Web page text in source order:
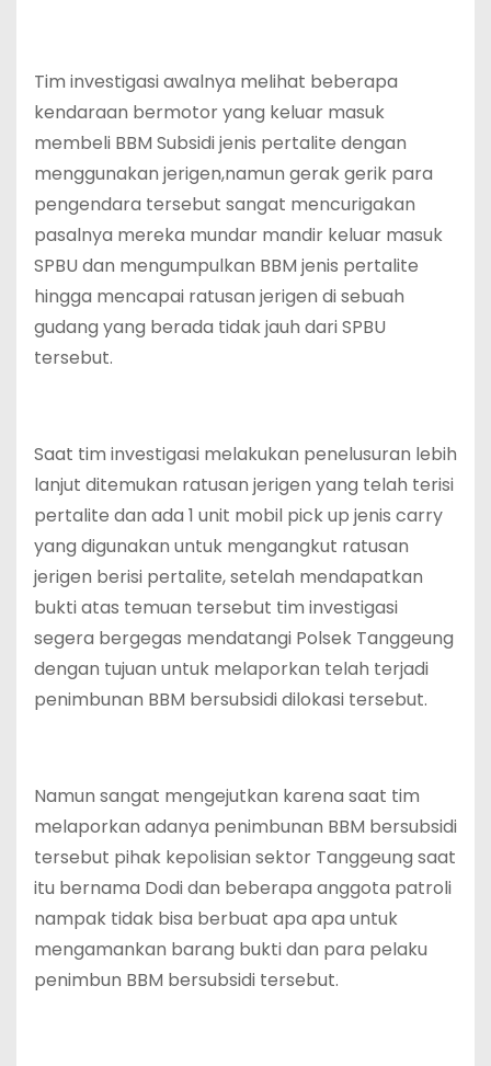
Tim investigasi awalnya melihat beberapa
kendaraan bermotor yang keluar masuk
membeli BBM Subsidi jenis pertalite dengan
menggunakan jerigen,namun gerak gerik para
pengendara tersebut sangat mencurigakan
pasalnya mereka mundar mandir keluar masuk
SPBU dan mengumpulkan BBM jenis pertalite
hingga mencapai ratusan jerigen di sebuah
gudang yang berada tidak jauh dari SPBU
tersebut.
Saat tim investigasi melakukan penelusuran lebih
lanjut ditemukan ratusan jerigen yang telah terisi
pertalite dan ada 1 unit mobil pick up jenis carry
yang digunakan untuk mengangkut ratusan
jerigen berisi pertalite, setelah mendapatkan
bukti atas temuan tersebut tim investigasi
segera bergegas mendatangi Polsek Tanggeung
dengan tujuan untuk melaporkan telah terjadi
penimbunan BBM bersubsidi dilokasi tersebut.
Namun sangat mengejutkan karena saat tim
melaporkan adanya penimbunan BBM bersubsidi
tersebut pihak kepolisian sektor Tanggeung saat
itu bernama Dodi dan beberapa anggota patroli
nampak tidak bisa berbuat apa apa untuk
mengamankan barang bukti dan para pelaku
penimbun BBM bersubsidi tersebut.